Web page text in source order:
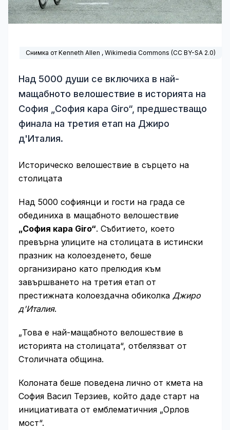
Снимка от Kenneth Allen , Wikimedia Commons (CC BY-SA 2.0)
Над 5000 души се включиха в най-
мащабното велошествие в историята на
София „София кара Giro“, предшестващо
финала на третия етап на Джиро
д'Италия.
Историческо велошествие в сърцето на
столицата
Над 5000 софиянци и гости на града се
обединиха в мащабното велошествие
„София кара Giro“. Събитието, което
превърна улиците на столицата в истински
празник на колоезденето, беше
организирано като прелюдия към
завършването на третия етап от
престижната колоездачна обиколка Джиро
д'Италия.
„Това е най-мащабното велошествие в
историята на столицата“, отбелязват от
Столичната община.
Колоната беше поведена лично от кмета на
София Васил Терзиев, който даде старт на
инициативата от емблематичния „Орлов
мост“.